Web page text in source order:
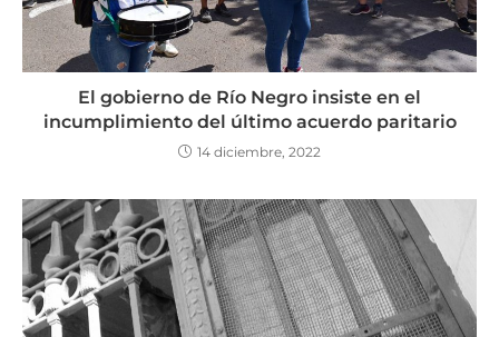
El gobierno de Río Negro insiste en el
incumplimiento del último acuerdo paritario
14 diciembre, 2022